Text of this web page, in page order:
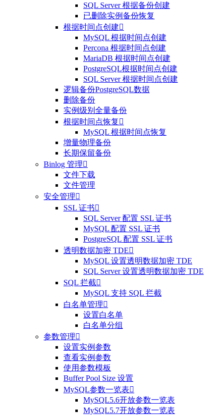
SQL Server 根据备份创建
已删除实例备份恢复
根据时间点创建
MySQL 根据时间点创建
Percona 根据时间点创建
MariaDB 根据时间点创建
PostgreSQL根据时间点创建
SQL Server 根据时间点创建
逻辑备份PostgreSQL数据
删除备份
实例级别全量备份
根据时间点恢复 
MySQL 根据时间点恢复
增量物理备份
长期保留备份
Binlog 管理
文件下载
文件管理
安全管理
SSL 证书
SQL Server 配置 SSL 证书
MySQL 配置 SSL 证书
PostgreSQL 配置 SSL 证书
透明数据加密 TDE
MySQL 设置透明数据加密 TDE
SQL Server 设置透明数据加密 TDE
SQL 拦截
MySQL 支持 SQL 拦截
白名单管理
设置白名单
白名单分组
参数管理
设置实例参数
查看实例参数
使用参数模板
Buffer Pool Size 设置
MySQL参数一览表
MySQL5.6开放参数一览表
MySQL5.7开放参数一览表